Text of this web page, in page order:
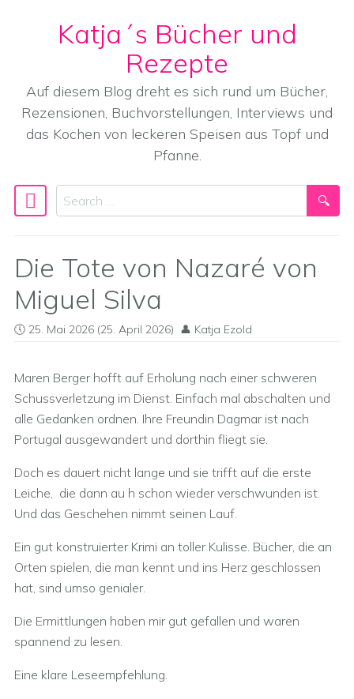
Skip to content
Katja´s Bücher und
Rezepte
Auf diesem Blog dreht es sich rund um Bücher,
Rezensionen, Buchvorstellungen, Interviews und
das Kochen von leckeren Speisen aus Topf und
Pfanne.
Main Navigation
Search
Die Tote von Nazaré von
Miguel Silva
25. Mai 2026 (25. April 2026) Katja Ezold
Maren Berger hofft auf Erholung nach einer schweren
Schussverletzung im Dienst. Einfach mal abschalten und
alle Gedanken ordnen. Ihre Freundin Dagmar ist nach
Portugal ausgewandert und dorthin fliegt sie.
Doch es dauert nicht lange und sie trifft auf die erste
Leiche, die dann au h schon wieder verschwunden ist.
Und das Geschehen nimmt seinen Lauf.
Ein gut konstruierter Krimi an toller Kulisse. Bücher, die an
Orten spielen, die man kennt und ins Herz geschlossen
hat, sind umso genialer.
Die Ermittlungen haben mir gut gefallen und waren
spannend zu lesen.
Eine klare Leseempfehlung.